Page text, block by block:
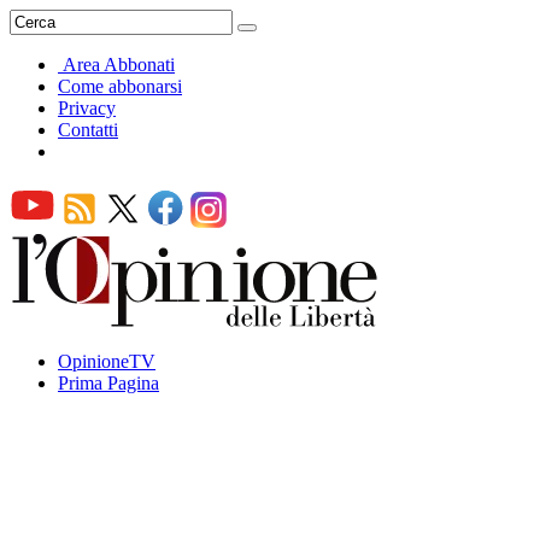
Area Abbonati
Come abbonarsi
Privacy
Contatti
OpinioneTV
Prima Pagina